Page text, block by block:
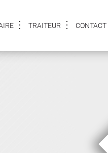
TRAITEUR CONTACT